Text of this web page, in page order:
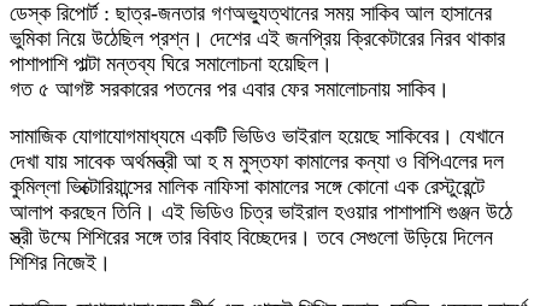
ডেস্ক রিপোর্ট : ছাত্র-জনতার গণঅভ্যুত্থানের সময় সাকিব আল হাসানের
ভুমিকা নিয়ে উঠেছিল প্রশ্ন। দেশের এই জনপ্রিয় ক্রিকেটারের নিরব থাকার
পাশাপাশি পাল্টা মন্তব্য ঘিরে সমালোচনা হয়েছিল।
গত ৫ আগষ্ট সরকারের পতনের পর এবার ফের সমালোচনায় সাকিব।
সামাজিক যোগাযোগমাধ্যমে একটি ভিডিও ভাইরাল হয়েছে সাকিবের। যেখানে
দেখা যায় সাবেক অর্থমন্ত্রী আ হ ম মুস্তফা কামালের কন্যা ও বিপিএলের দল
কুমিল্লা ভিক্টোরিয়ান্সের মালিক নাফিসা কামালের সঙ্গে কোনো এক রেস্টুরেন্টে
আলাপ করছেন তিনি। এই ভিডিও চিত্র ভাইরাল হওয়ার পাশাপাশি গুঞ্জন উঠে
স্ত্রী উম্মে শিশিরের সঙ্গে তার বিবাহ বিচ্ছেদের। তবে সেগুলো উড়িয়ে দিলেন
শিশির নিজেই।